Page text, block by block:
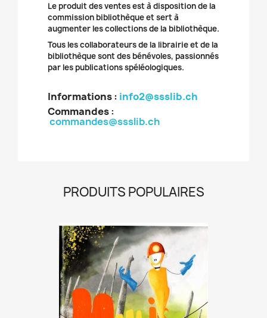
Le produit des ventes est à disposition de la
commission bibliothèque et sert à
augmenter les collections de la bibliothèque.
Tous les collaborateurs de la librairie et de la
bibliothèque sont des bénévoles, passionnés
par les publications spéléologiques.
Informations : info2@ssslib.ch
Commandes:
commandes@ssslib.ch
PRODUITS POPULAIRES